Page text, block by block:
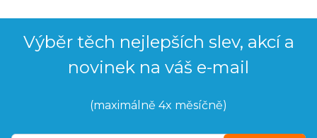
Výběr těch nejlepších slev, akcí a
novinek na váš e-mail
(maximálně 4x měsíčně)